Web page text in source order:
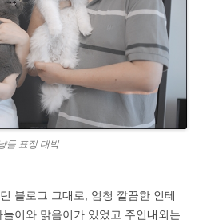
들 표정 대박
블로그 그대로, 엄청 깔끔한 인테
이와 맑음이가 있었고 주인내외는